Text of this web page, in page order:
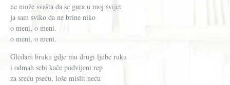
ne može svašta da se gura u moj svijet
ja sam sviko da ne brine niko
o meni, o meni.
o meni, o meni.
Gledam bruku gdje mu drugi ljube ruku
i odmah sebi kače podvijeni rep
za sreću pseću, loše mislit neću